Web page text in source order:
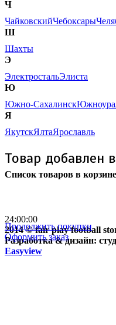
Ч
ЧайковскийЧебоксары
Ш
Шахты
Э
ЭлектростальЭлиста
Ю
Южно-Сахалинск
Я
ЯкутскЯлтаЯрославль
Товар добавлен
Список товаров в корзине
Продолжить покупки
Оформить заказ
24:00:00
2014 © fair play football
Разработка & дизайн:
Easyview